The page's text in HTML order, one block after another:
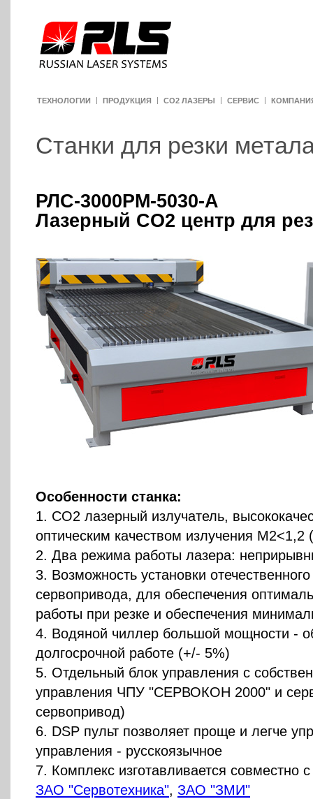
ТЕХНОЛОГИИ ПРОДУКЦИЯ CO2 ЛАЗЕРЫ СЕРВИС
Станки для резки
РЛС-3000РМ-5030-А
Лазерный CO2 центр для
Особенности станка:
1. CO2 лазерный излучатель,
оптическим качеством излучения М2<1,2
2. Два режима работы лазера:
3. Возможность установки
сервопривода, для обеспечения
работы при резке и обеспечения
4. Водяной чиллер большой мощности -
долгосрочной работе (+/- 5%)
5. Отдельный блок управления с
управления ЧПУ "СЕРВОКОН 2000" и
сервопривод)
6. DSP пульт позволяет проще и легче
управления - русскоязычное
7. Комплекс изготавливается совместно
ЗАО "Сервотехника", ЗАО "ЗМИ"